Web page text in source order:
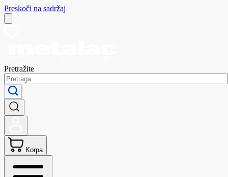
Preskoči na sadržaj
Pretražite
Korpa